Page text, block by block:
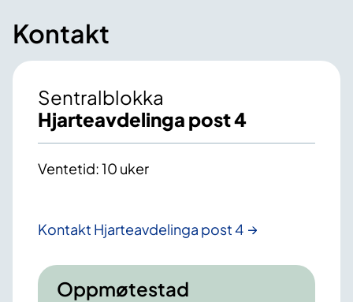
Kontakt
Sentralblokka
Hjarteavdelinga post 4
Ventetid: 10 uker
Kontakt Hjarteavdelinga post 4
Oppmøtestad